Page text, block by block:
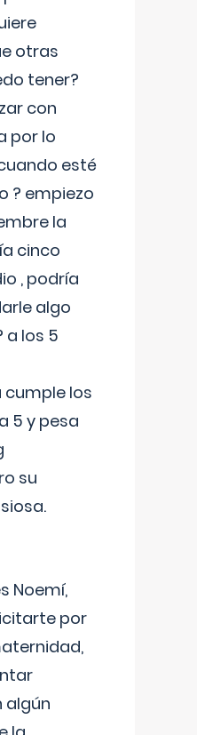
otras
tener?
con
por lo
esté
? empiezo
la
cinco
, podría
algo
los 5
cumple los
5 y pesa
su
Noemí,
por
algún